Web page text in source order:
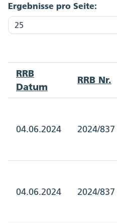
Ergebnisse pro Seite:
RRB
Datum
RRB Nr.
04.06.2024 2024/837
04.06.2024 2024/837